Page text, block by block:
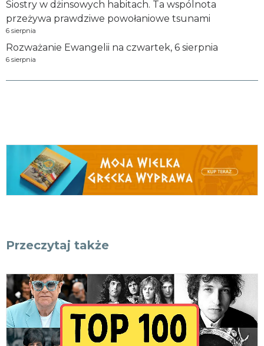
Siostry w dżinsowych habitach. Ta wspólnota
przeżywa prawdziwe powołaniowe tsunami
6 sierpnia
Rozważanie Ewangelii na czwartek, 6 sierpnia
6 sierpnia
Przeczytaj także